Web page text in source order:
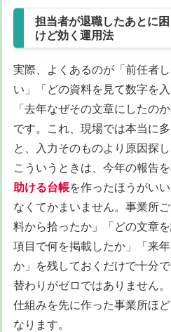
担当者が退職したあとに
けど効く運用法
実際、よくあるのが「前任者
い」「どの資料を見て数字を
「去年なぜその文章にしたの
です。これ、現場では本当に
と、入力そのものより原因探
こういうときは、今年の報告を
助ける台帳を作ったほうがい
なくてかまいません。事業所
料から拾ったか」「どの文章
項目で何を掲載したか」「来
か」を残しておくだけで十分
替わりがゼロではありません
仕組みを先に作った事業所ほ
なります。